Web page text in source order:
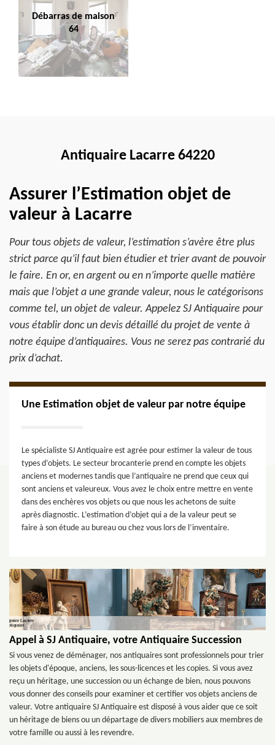
Débarras de maison
64
Antiquaire Lacarre 64220
Assurer l’Estimation objet de
valeur à Lacarre
Pour tous objets de valeur, l’estimation s’avère être plus
strict parce qu’il faut bien étudier et trier avant de pouvoir
le faire. En or, en argent ou en n’importe quelle matière
mais que l’objet a une grande valeur, nous le catégorisons
comme tel, un objet de valeur. Appelez SJ Antiquaire pour
vous établir donc un devis détaillé du projet de vente à
notre équipe d’antiquaires. Vous ne serez pas contrarié du
prix d’achat.
Une Estimation objet de valeur par notre équipe
Le spécialiste SJ Antiquaire est agrée pour estimer la valeur de tous
types d’objets. Le secteur brocanterie prend en compte les objets
anciens et modernes tandis que l’antiquaire ne prend que ceux qui
sont anciens et valeureux. Vous avez le choix entre mettre en vente
dans des enchères vos objets ou que nous les achetons de suite
après diagnostic. L’estimation d’objet qui a de la valeur peut se
faire à son étude au bureau ou chez vous lors de l’inventaire.
Appel à SJ Antiquaire, votre Antiquaire Succession
Si vous venez de déménager, nos antiquaires sont professionnels pour trier
les objets d'époque, anciens, les sous-licences et les copies. Si vous avez
reçu un héritage, une succession ou un échange de bien, nous pouvons
vous donner des conseils pour examiner et certifier vos objets anciens de
valeur. Votre antiquaire SJ Antiquaire est disposé à vous aider que ce soit
un héritage de biens ou un départage de divers mobiliers aux membres de
votre famille ou aussi à les revendre.